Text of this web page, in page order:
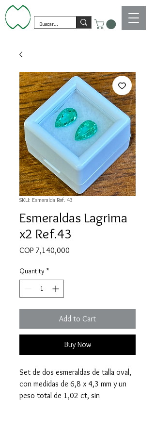
SKU: Esmeralda Ref. 43
Esmeraldas Lagrima
x2 Ref.43
COP 7,140,000
Quantity *
Add to Cart
Buy Now
Set de dos esmeraldas de talla oval,
con medidas de 6,8 x 4,3 mm y un
peso total de 1,02 ct, sin